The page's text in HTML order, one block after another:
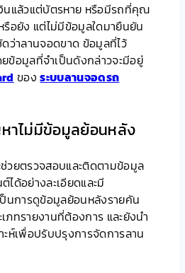
นแล้วแต่บัตรหาย หรือมีรถที่คุณ
รือยัง แต่ไม่มีข้อมูลใดมายืนยัน
าลานจอดขาด ข้อมูลที่ไว้
ข้อมูลที่จำเป็นดังกล่าวจะมีอยู่
ของระบบลานจอดรถ
าไม่มีข้อมูลย้อนหลัง
วยตรวจสอบและติดตามข้อมูล
ได้อย่างละเอียดและมี
ป็นการดูข้อมูลย้อนหลังรายคัน
ภทรายงานที่ต้องการ และยังนำ
ะห์เพื่อปรับปรุงการจัดการลาน